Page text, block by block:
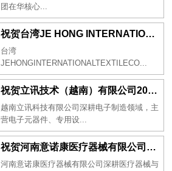
团在华核心...
祝贺台湾JE HONG INTERNATIONAL TEXTILE CO., LTD 2026年一次性成功通过GRS认证
台湾
JEHONGINTERNATIONALTEXTILECO...
祝贺立讯技术（越南）有限公司2026年一次性成功通过RBA-VAP审核获得金牌评级！
越南立讯科技有限公司深耕电子制造领域，主
营电子元器件、专用设...
祝贺河南意诺康医疗器械有限公司2026年一次性成功通过GMP认证
河南意诺康医疗器械有限公司深耕医疗器械与